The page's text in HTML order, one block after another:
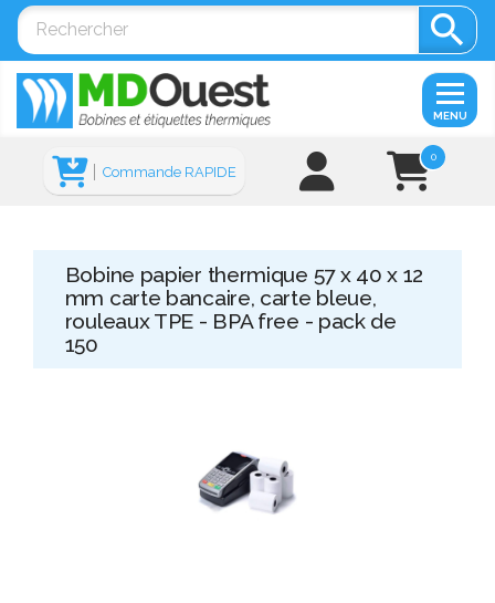

0
Commande RAPIDE
MENU
Bobine papier thermique 57 x 40 x 12
mm carte bancaire, carte bleue,
rouleaux TPE - BPA free - pack de
150